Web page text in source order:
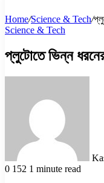
Home/Science & Tech/
Science & Tech
প্লুটোতে ভিন্ন
0 152 1 minute read